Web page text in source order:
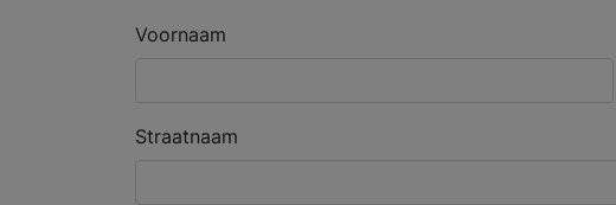
Voornaam
Straatnaam